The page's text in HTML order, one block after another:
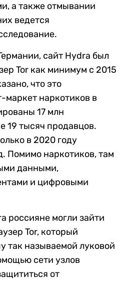
а также отмывании
ведется
сайт Hydra был
Tor как минимум с 2015
что это
наркотиков в
17 млн
19 тысяч продавцов.
в 2020 году
Помимо наркотиков, там
данными,
и цифровыми
россияне могли зайти
Tor, который
так называемой луковой
сети узлов
от